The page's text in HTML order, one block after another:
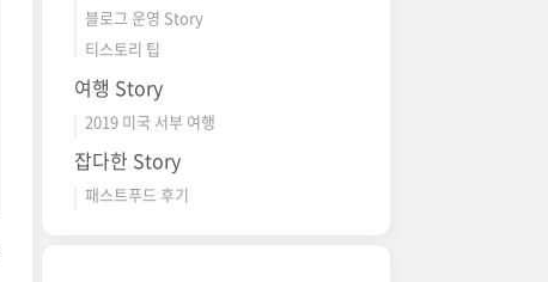
블로그 운영 Story
티스토리 팁
여행 Story
2019 미국 서부 여행
잡다한 Story
패스트푸드 후기